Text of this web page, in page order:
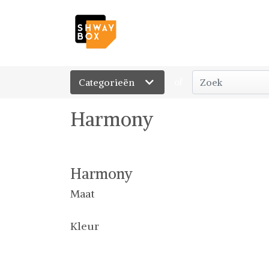
Categorieën
Harmony
Harmony
Maat
Kleur